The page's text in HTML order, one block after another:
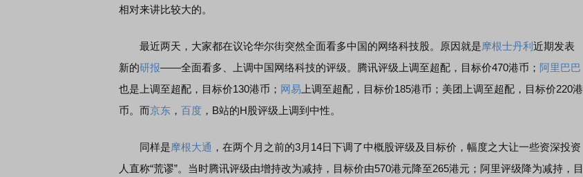
相对来讲比较大的。
最近两天，大家都在议论华尔街突然全面看多中国的网络科技股。原因就是摩根士丹利 近期发表
新的研报——全面看多、上调中国网络科技的评级。腾讯评级上调至超配，目标价470港币； 阿里巴巴
也是上调至超配，目标价130港币； 网易 上调至超配，目标价185港币；美团上调至超配，目标价220港
币。而京东 ， 百度 ，B站的H股评级上调到中性。
同样是摩根大通 ，在两个月之前的3月14日下调了中概股评级及目标价，幅度之大让一些资深投资
人直称“荒谬”。当时腾讯评级由增持改为减持，目标价由570港元降至265港元；阿里评级降为减持，目